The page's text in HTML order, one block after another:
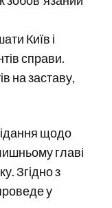
Київ і
справи.
на заставу,
щодо
главі
Згідно з
у